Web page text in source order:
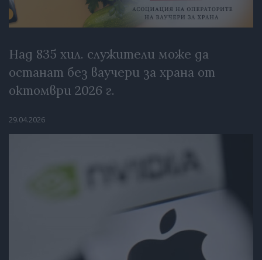
Над 835 хил. служители може да
останат без ваучери за храна от
октомври 2026 г.
29.04.2026